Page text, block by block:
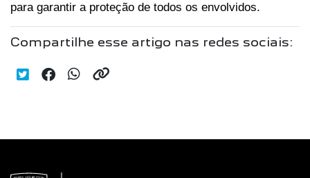
para garantir a proteção de todos os envolvidos.
Compartilhe esse artigo nas redes sociais: